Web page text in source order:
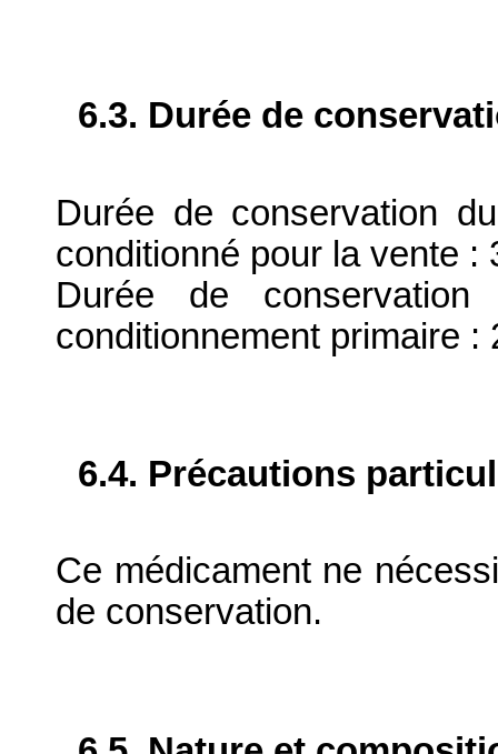
6.3. Durée de
Durée de conservation
conditionné pour la vente :
Durée de
conditionnement primaire :
6.4. Précautions
Ce médicament ne
de conservation.